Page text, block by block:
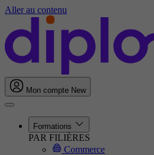
Aller au contenu
Mon compte New
Formations
PAR FILIÈRES
Commerce